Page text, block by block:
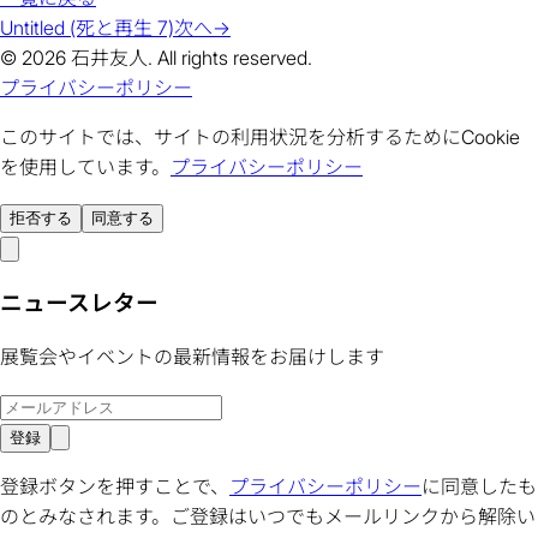
Untitled (死と再生 7)次へ→
© 2026 石井友人. All rights reserved.
プライバシーポリシー
このサイトでは、サイトの利用状況を分析するためにCookie
を使用しています。 プライバシーポリシー
拒否する 同意する
ニュースレター
展覧会やイベントの最新情報をお届けします
登録
登録ボタンを押すことで、 プライバシーポリシーに同意したも
のとみなされます。ご登録はいつでもメールリンクから解除い